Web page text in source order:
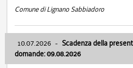
Comune di Lignano Sabbiadoro
10.07.2026 - Scadenza della
domande: 09.08.2026